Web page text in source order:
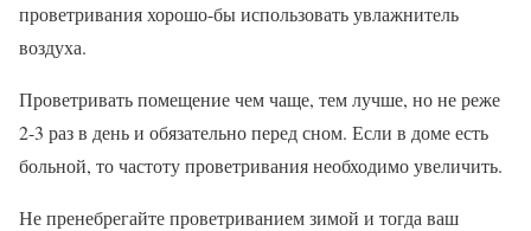
проветривания хорошо-бы использовать увлажнитель
воздуха.
Проветривать помещение чем чаще, тем лучше, но не реже
2-3 раз в день и обязательно перед сном. Если в доме есть
больной, то частоту проветривания необходимо увеличить.
Не пренебрегайте проветриванием зимой и тогда ваш